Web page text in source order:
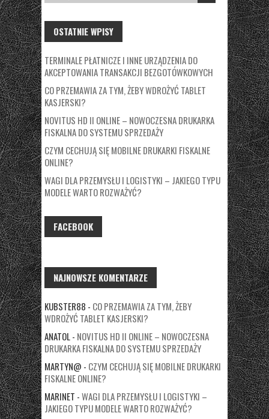
OSTATNIE WPISY
TERMINALE PŁATNICZE I INNE URZĄDZENIA DO
AKCEPTOWANIA TRANSAKCJI BEZGOTÓWKOWYCH
CO PRZEMAWIA ZA TYM, ŻEBY WDROŻYĆ TABLET
KASJERSKI?
NOVITUS HD II ONLINE – NOWOCZESNA DRUKARKA
FISKALNA DO SYSTEMU SPRZEDAŻY
CZYM CECHUJĄ SIĘ MOBILNE DRUKARKI FISKALNE
ONLINE?
WAGI DLA PRZEMYSŁU I LOGISTYKI – JAKIEGO TYPU
MODELE WARTO ROZWAŻYĆ?
FACEBOOK
NAJNOWSZE KOMENTARZE
KUBSTER88 - CO PRZEMAWIA ZA TYM, ŻEBY
WDROŻYĆ TABLET KASJERSKI?
ANATOL- NOVITUS HD II ONLINE – NOWOCZESNA
DRUKARKA FISKALNA DO SYSTEMU SPRZEDAŻY
MARTYN@ - CZYM CECHUJĄ SIĘ MOBILNE DRUKARKI
FISKALNE ONLINE?
MARINET -WAGI DLA PRZEMYSŁU I LOGISTYKI –
JAKIEGO TYPU MODELE WARTO ROZWAŻYĆ?